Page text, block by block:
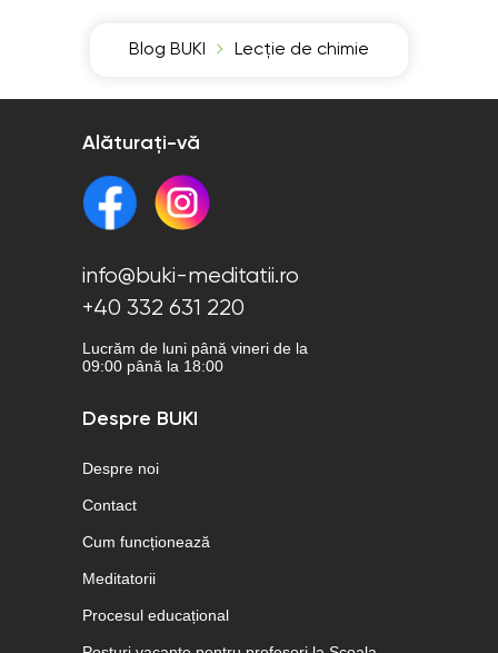
Blog BUKI Lecție de chimie
Alăturați-vă
info@buki-meditatii.ro
+40 332 631 220
Lucrăm de luni până vineri de la
09:00 până la 18:00
Despre BUKI
Despre noi
Contact
Cum funcționează
Meditatorii
Procesul educațional